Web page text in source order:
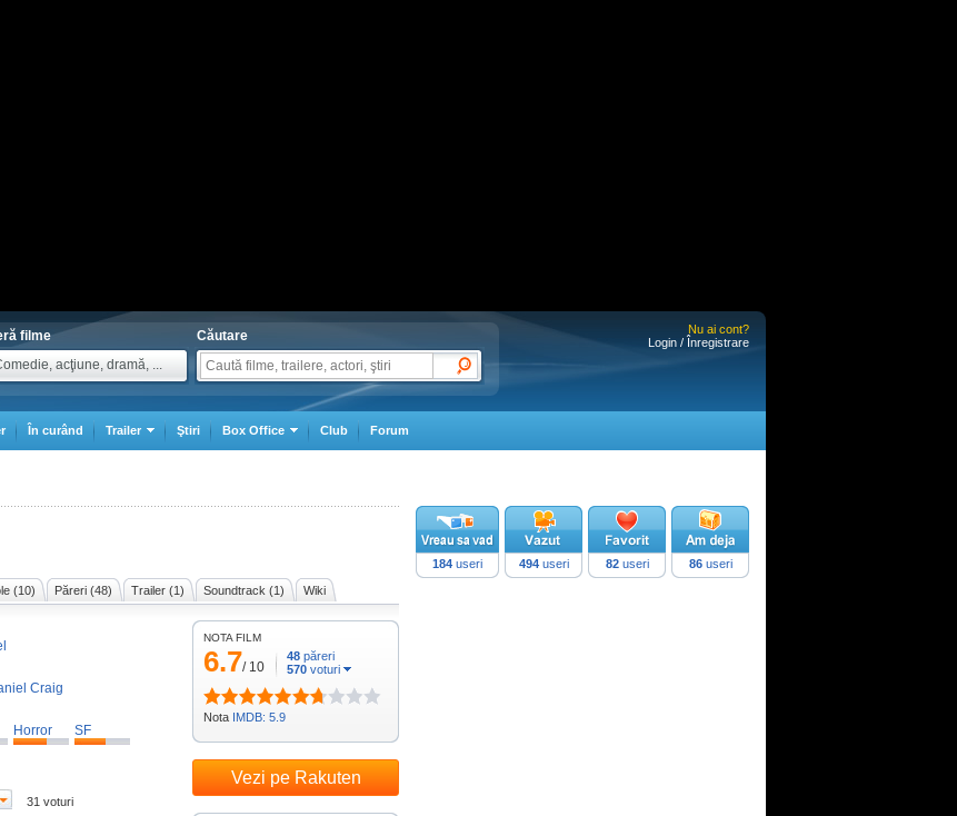
filme
acţiune, dramă, ...
Căutare
Nu ai cont?
Login / Înregistrare
În curând Trailer Ştiri Box Office Club Forum
(10) Păreri (48) Trailer (1) Soundtrack (1) Wiki
Craig
Horror SF
31 voturi
NOTA FILM
6.7/ 10
48 păreri
570 voturi
Nota IMDB: 5.9
Vezi pe Rakuten
184 useri 494useri 82useri 86useri